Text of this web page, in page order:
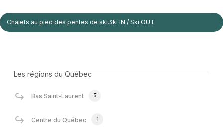
Chalets au pied des pentes de ski.Ski IN / Ski OUT
Les régions du Québec
Bas Saint-Laurent 5
Centre du Québec 1